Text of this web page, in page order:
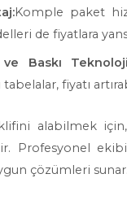
Komple paket
de fiyatlara
Baskı
tabelalar, fiyatı
alabilmek
Profesyonel
çözümleri sunar.